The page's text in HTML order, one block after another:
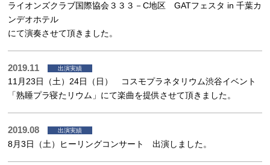
ライオンズクラブ国際協会３３３－C地区 GATフェスタ in 千葉カ
ンデオホテル
にて演奏させて頂きました。
2019.11 出演実績
11月23日（土）24日（日） コスモプラネタリウム渋谷イベント
「熟睡プラ寝たリウム」にて楽曲を提供させて頂きました。
2019.08 出演実績
8月3日（土）ヒーリングコンサート 出演しました。